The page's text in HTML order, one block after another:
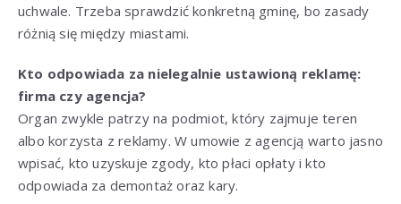
uchwale. Trzeba sprawdzić konkretną gminę, bo zasady
różnią się między miastami.
Kto odpowiada za nielegalnie ustawioną reklamę:
firma czy agencja?
Organ zwykle patrzy na podmiot, który zajmuje teren
albo korzysta z reklamy. W umowie z agencją warto jasno
wpisać, kto uzyskuje zgody, kto płaci opłaty i kto
odpowiada za demontaż oraz kary.